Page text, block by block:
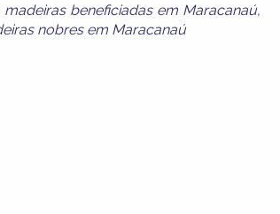
madeiras beneficiadas em Maracanaú,
nobres em Maracanaú